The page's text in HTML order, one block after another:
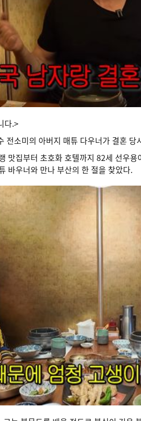
다.>
전소미의 아버지 매튜 다우너가 결혼
맛집부터 초호화 호텔까지 82세 선우
바우너와 만나 부산의 한 절을 찾았다.